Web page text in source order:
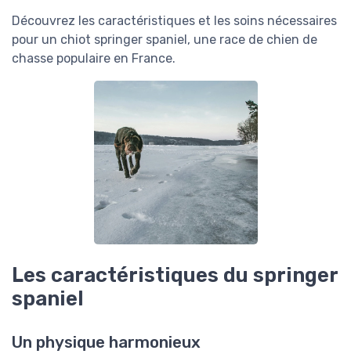
Découvrez les caractéristiques et les soins nécessaires
pour un chiot springer spaniel, une race de chien de
chasse populaire en France.
Les caractéristiques du springer
spaniel
Un physique harmonieux